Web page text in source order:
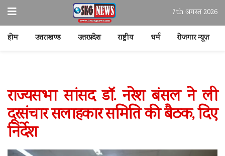
7th अगस्त 2026
होम उत्तराखण्ड उत्तरप्रदेश राष्ट्रीय धर्म रोजगार न्यूज़
राज्यसभा सांसद डॉ. नरेश बंसल ने ली
दूरसंचार सलाहकार समिति की बैठक, दिए
निर्देश